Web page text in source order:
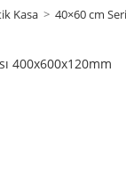
Kasa > 40×60 cm